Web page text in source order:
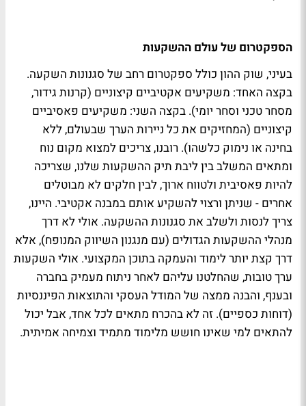
הספקטרום של עולם ההשקעות
בעיני, שוק ההון כולל ספקטרום רחב של סגנונות השקעה.
בקצה האחד: משקיעים אקטיביים קיצוניים (קרנות גידור,
מסחר טכני וסחר יומי). בקצה השני: משקיעים פאסיביים
קיצוניים (המחזיקים את כל ניירות הערך שבעולם, ללא
בחינה או נימוק כלשהו). רובנו, צריכים למצוא מקום נוח
ומתאים המשלב בין ליבת תיק ההשקעות שלנו, שצריכה
להיות פאסיבית ולטווח ארוך, לבין חלקים לא מבוטלים
אחרים - שניתן ורצוי להשקיע אותם במבנה אקטיבי. היינו,
צריך לנסות ולשלב את סגנונות ההשקעה. אולי לא דרך
מנהלי ההשקעות הגדולים (עם מנגנון השיווק המנופח), אלא
דרך קצת יותר לימוד והעמקה בתוכן המקצועי. אולי השקעות
ערך טובות, שהחלטנו עליהם לאחר ניתוח מעמיק בחברה
ובענף, והבנה ממצה של המודל העסקי והתוצאות הפיננסיות
(דוחות כספיים). זה לא בהכרח מתאים לכל אחד, אבל יכול
להתאים למי שאינו חושש מלימוד מתמיד וצמיחה אמיתית.